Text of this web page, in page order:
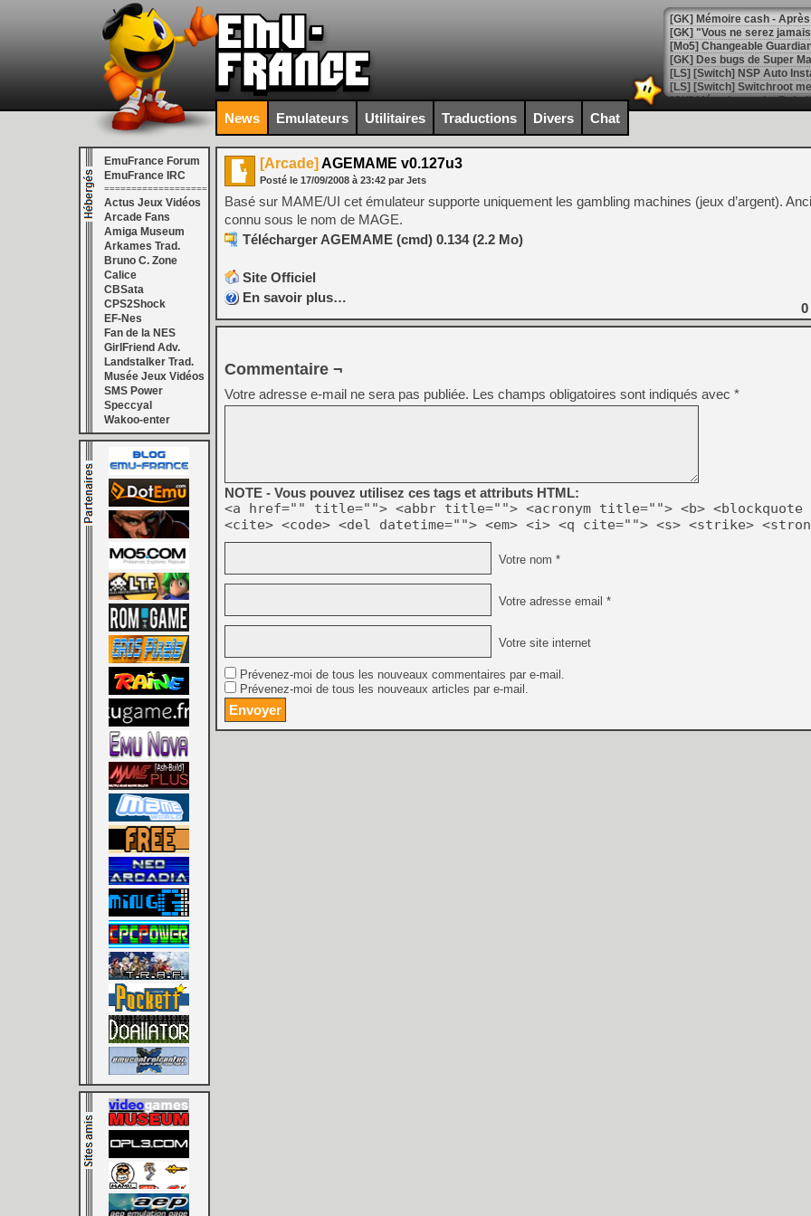
[GK] Mémoire cash -
[GK] "Vous ne serez
[Mo5] Changeable
[GK] Des bugs de Super
[LS] [Switch] NSP Auto
[GK] La saga horrifique
[GK] Le portage de Super
[Mo5] Le jeu de course
[GK] Guillermo del Toro
[GK] Mistfall Hunter : déjà
[GK] Wo Long 2 évolue
[GK] Crossfire : un TPS à
[LS] [PS5] Premiers
[Mo5] DOOM arrive en
[GK] Bethesda fête les 30
[GK] Roblox : l'action en
[GK] Agenda - GeForce
[GK] Devolver Digital en a
[LS] [PS5] ps5-y2jb-
[GK] Pourquoi Marvel
[GK] Test : Restory : Chill
[GK] GTA 6 : Rockstar
[GK] Hot Wheels Infinite
[GK] Mémoire cash -
[GK] Résultats Nintendo :
[GK] Dans ce jeu de
News Emulateurs Utilitaires Traductions Divers Chat
EmuFrance Forum
EmuFrance IRC
===================
Actus Jeux Vidéos
Arcade Fans
Amiga Museum
Arkames Trad.
Bruno C. Zone
Calice
CBSata
CPS2Shock
EF-Nes
Fan de la NES
GirlFriend Adv.
Landstalker Trad.
Musée Jeux Vidéos
SMS Power
Speccyal
Wakoo-enter
[Arcade] AGEMAME v0.127u3
Posté le 17/09/2008 à 23:42 par Jets
Basé sur MAME/UI cet émulateur supporte uniquement les gambling machines (jeux d’argent).
connu sous le nom de MAGE.
Télécharger AGEMAME (cmd) 0.134 (2.2 Mo)
Site Officiel
En savoir plus…
0
Commentaire ¬
Votre adresse e-mail ne sera pas publiée. Les champs obligatoires sont indiqués avec *
NOTE - Vous pouvez utilisez ces tags et attributs HTML:
<a href="" title=""> <abbr title=""> <acronym title=""> <b> <blockquote
<cite> <code> <del datetime=""> <em> <i> <q cite=""> <s> <strike>
Votre nom *
Votre adresse email *
Votre site internet
Prévenez-moi de tous les nouveaux commentaires par e-mail.
Prévenez-moi de tous les nouveaux articles par e-mail.